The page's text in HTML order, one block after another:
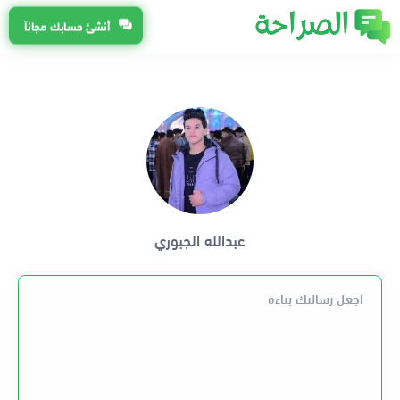
أنشئ حسابك مجاناً
عبدالله الجبوري